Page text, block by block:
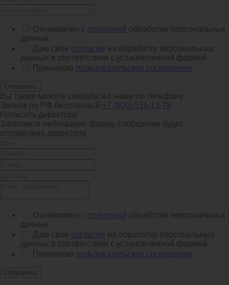
Ознакомлен с политикой обработки персональных
данных
Даю свое согласие на обработку персональных
данных в соответствии с установленной формой
Принимаю пользовательское соглашение
Отправить
Вы также можете связаться с нами по телефону
Звонок по РФ бесплатный +7 (800) 511-13-78
Написать директору
Заполните небольшую форму, сообщение будет
отправлено директору.
Ознакомлен с политикой обработки персональных
данных
Даю свое согласие на обработку персональных
данных в соответствии с установленной формой
Принимаю пользовательское соглашение
Отправить